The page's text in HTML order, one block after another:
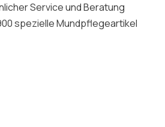
Service und Beratung
spezielle Mundpflegeartikel